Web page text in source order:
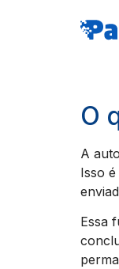
O
A
Isso
Essa